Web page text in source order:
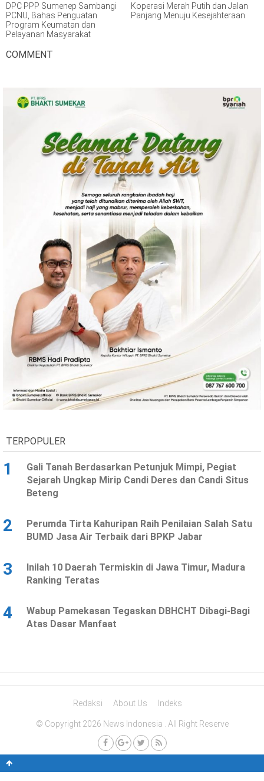
DPC PPP Sumenep Sambangi
PCNU, Bahas Penguatan
Program Keumatan dan
Pelayanan Masyarakat
Koperasi Merah Putih dan Jalan
Panjang Menuju Kesejahteraan
COMMENT
TERPOPULER
1
Gali Tanah Berdasarkan Petunjuk Mimpi, Pegiat
Sejarah Ungkap Mirip Candi Deres dan Candi Situs
Beteng
2
Perumda Tirta Kahuripan Raih Penilaian Salah Satu
BUMD Jasa Air Terbaik dari BPKP Jabar
3
Inilah 10 Daerah Termiskin di Jawa Timur, Madura
Ranking Teratas
4
Wabup Pamekasan Tegaskan DBHCHT Dibagi-Bagi
Atas Dasar Manfaat
Redaksi About Us Indeks
© Copyright 2026 News Indonesia . All Right Reserve